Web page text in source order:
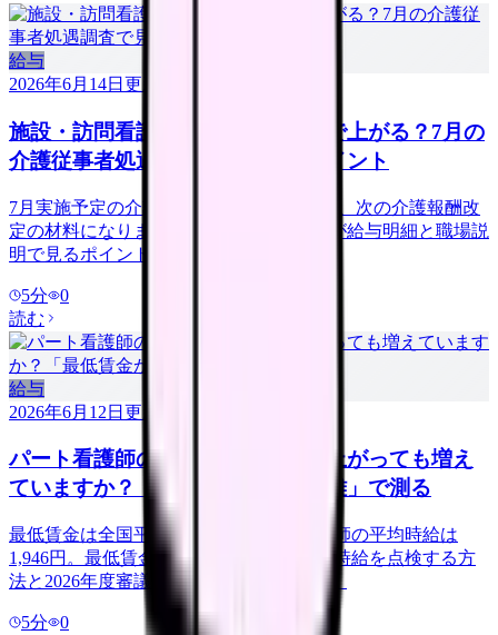
給与
2026年6月14日 更新
施設・訪問看護の給料は次の改定で上がる？7月の
介護従事者処遇調査で見るべきポイント
7月実施予定の介護従事者処遇状況調査は、次の介護報酬改
定の材料になります。施設・訪問看護師が給与明細と職場説
明で見るポイントを解説します。
5分
0
読む
給与
2026年6月12日 更新
パート看護師の時給、最低賃金が上がっても増え
ていますか？「最低賃金からの距離」で測る
最低賃金は全国平均1,121円、パート看護師の平均時給は
1,946円。最低賃金との「距離」で自分の時給を点検する方
法と2026年度審議の見通しを解説します。
5分
0